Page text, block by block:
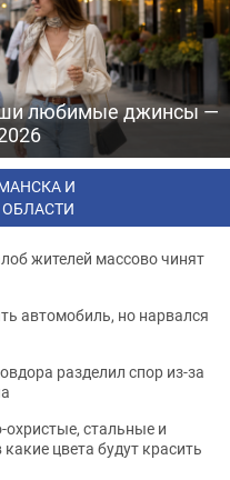
любимые джинсы —
И
жителей массово чинят
автомобиль, но нарвался
разделил спор из-за
охристые, стальные и
цвета будут красить